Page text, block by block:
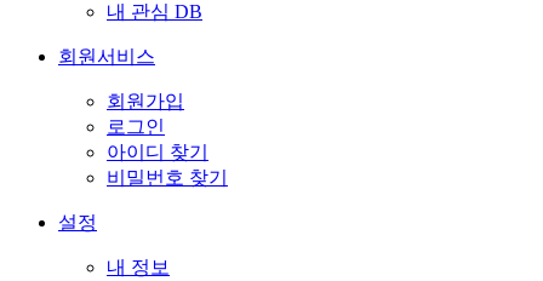
내 관심 DB
회원서비스
회원가입
로그인
아이디 찾기
비밀번호 찾기
설정
내 정보